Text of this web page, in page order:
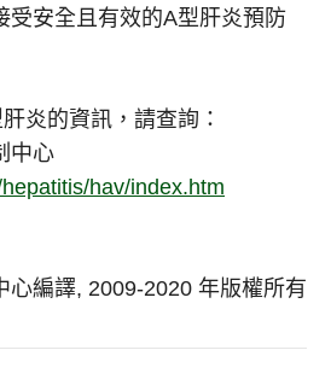
受安全且有效的A型肝炎預防
炎的資訊，請查詢：
中心
hav/index.htm
心編譯, 2009-2020 年版權所有